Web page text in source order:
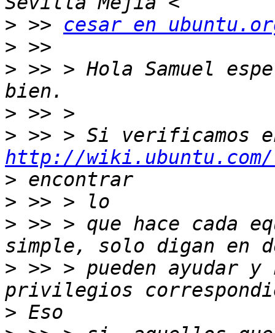
> >> cesar en
>
> >> > Hola Samuel
>
>
http://wiki.ubuntu.com/
>
>
> >> > que hace cada
> >> > pueden ayudar
>